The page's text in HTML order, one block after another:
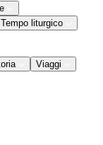
Tempo liturgico
Viaggi